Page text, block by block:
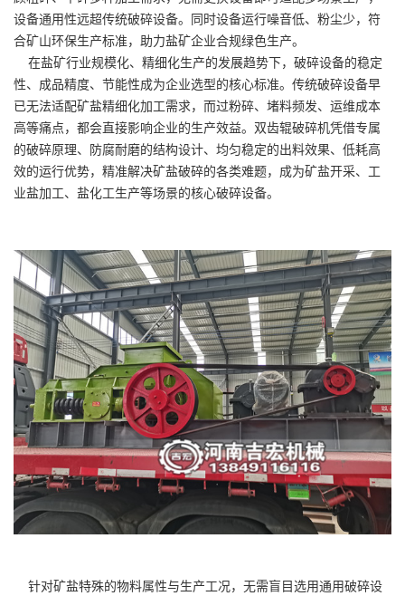
设备通用性远超传统破碎设备。同时设备运行噪音低、粉尘少，符
合矿山环保生产标准，助力盐矿企业合规绿色生产。
在盐矿行业规模化、精细化生产的发展趋势下，破碎设备的稳定
性、成品精度、节能性成为企业选型的核心标准。传统破碎设备早
已无法适配矿盐精细化加工需求，而过粉碎、堵料频发、运维成本
高等痛点，都会直接影响企业的生产效益。双齿辊破碎机凭借专属
的破碎原理、防腐耐磨的结构设计、均匀稳定的出料效果、低耗高
效的运行优势，精准解决矿盐破碎的各类难题，成为矿盐开采、工
业盐加工、盐化工生产等场景的核心破碎设备。
针对矿盐特殊的物料属性与生产工况，无需盲目选用通用破碎设